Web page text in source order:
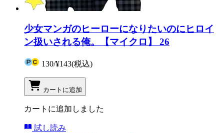
少女マンガのヒーローになりたいのにヒロイ
ン扱いされる俺。【マイクロ】 26
130/¥143(税込)
カートに追加
カートに追加しました
試し読み